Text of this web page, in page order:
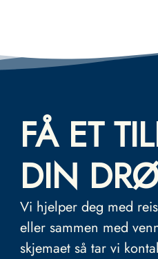
FÅ ET
DIN
Vi hjelper deg med
eller sammen med
skjemaet så tar vi